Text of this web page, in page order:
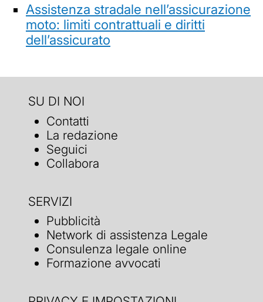
Assistenza stradale nell’assicurazione
moto: limiti contrattuali e diritti
dell’assicurato
SU DI NOI
Contatti
La redazione
Seguici
Collabora
SERVIZI
Pubblicità
Network di assistenza Legale
Consulenza legale online
Formazione avvocati